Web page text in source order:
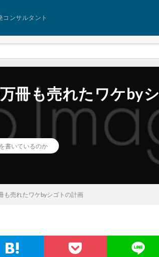
コンサルタント
冊も売れたワケbyシ
書いているのか
も売れたワケbyシゴトの計画